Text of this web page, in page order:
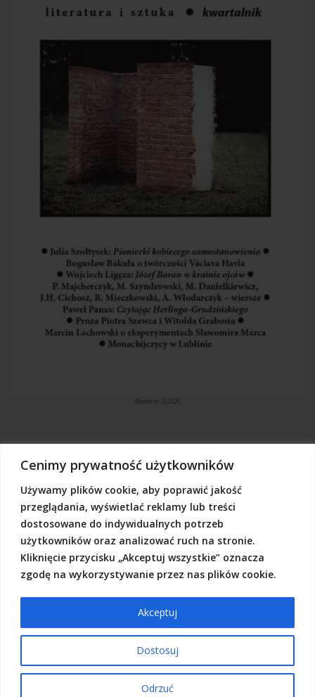
Cenimy prywatność użytkowników
Używamy plików cookie, aby poprawić jakość
przeglądania, wyświetlać reklamy lub treści
dostosowane do indywidualnych potrzeb
użytkowników oraz analizować ruch na stronie.
Kliknięcie przycisku „Akceptuj wszystkie” oznacza
zgodę na wykorzystywanie przez nas plików cookie.
Dostosuj
Odrzuć
Akceptuj
Akcent nr 3/2026
„Akcent” jest czasopismem niezależnym, utrzymujemy się z dotacji
budżetowych oraz darowizn. Będziemy wdzięczni, jeśli zechcą nas
Państwo wesprzeć dowolną kwotą.
Wschodnia Fundacja Kultury „Akcent”, ul. Grodzka 3, 20-112 Lublin
Nr rachunku:50124015031111000017528667
(z dopiskiem: Darowizna na działalność statutową Wschodniej
Fundacji Kultury Akcent w sferze pożytku publicznego)